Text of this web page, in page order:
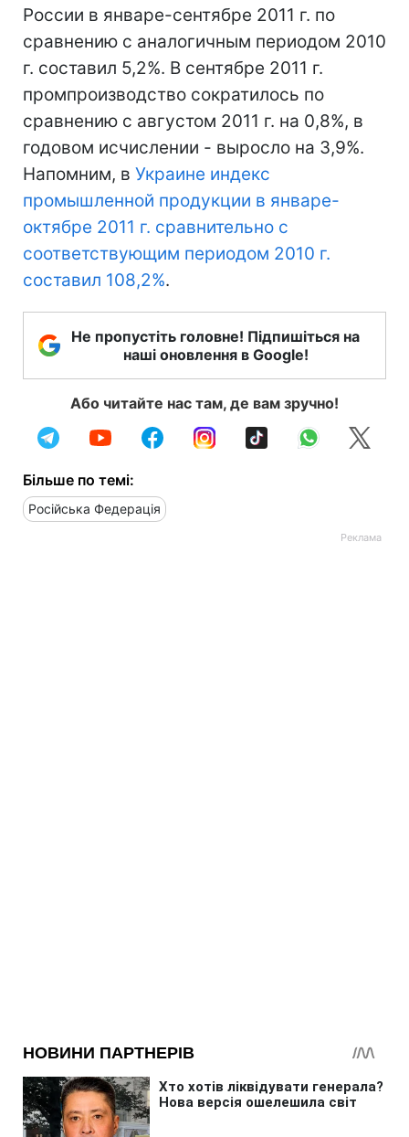
России в январе-сентябре 2011 г. по
сравнению с аналогичным периодом 2010
г. составил 5,2%. В сентябре 2011 г.
промпроизводство сократилось по
сравнению с августом 2011 г. на 0,8%, в
годовом исчислении - выросло на 3,9%.
Напомним, в Украине индекс
промышленной продукции в январе-
октябре 2011 г. сравнительно с
соответствующим периодом 2010 г.
составил 108,2%.
Не пропустіть головне! Підпишіться на
наші оновлення в Google!
Або читайте нас там, де вам зручно!
Більше по темі:
Російська Федерація